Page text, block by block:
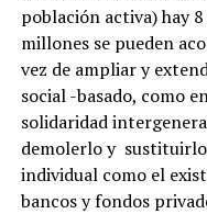
población activa) hay
millones se pueden
vez de ampliar y
social -basado, como
solidaridad
demolerlo y
individual como el
bancos y fondos